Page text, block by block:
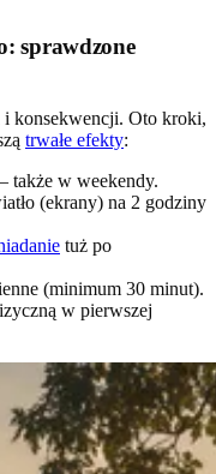
sprawdzone
konsekwencji. Oto kroki,
trwałe efekty:
także w weekendy.
(ekrany) na 2 godziny
tuż po
(minimum 30 minut).
w pierwszej